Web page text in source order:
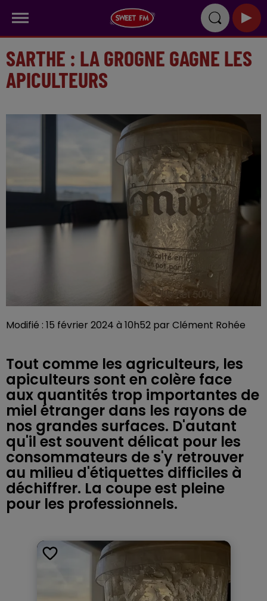
SARTHE : LA GROGNE GAGNE LES
APICULTEURS
Modifié : 15 février 2024 à 10h52 par Clément Rohée
Tout comme les agriculteurs, les
apiculteurs sont en colère face
aux quantités trop importantes de
miel étranger dans les rayons de
nos grandes surfaces. D'autant
qu'il est souvent délicat pour les
consommateurs de s'y retrouver
au milieu d'étiquettes difficiles à
déchiffrer. La coupe est pleine
pour les professionnels.